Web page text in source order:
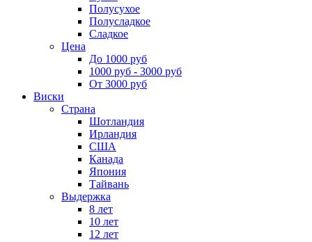
Полусухое
Полусладкое
Сладкое
Цена
До 1000 руб
1000 руб - 3000 руб
От 3000 руб
Виски
Страна
Шотландия
Ирландия
США
Канада
Япония
Тайвань
Выдержка
8 лет
10 лет
12 лет